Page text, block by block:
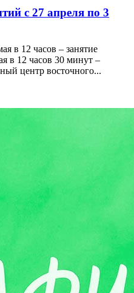
с 27 апреля по 3
в 12 часов – занятие
в 12 часов 30 минут –
центр восточного...